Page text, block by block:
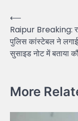
Post
navigation
⟵
Raipur Breaking:
पुलिस कांस्टेबल ने
सुसाइड नोट में बताया
More